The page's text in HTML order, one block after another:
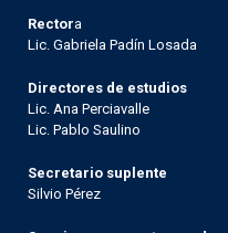
Rectora
Lic. Gabriela Padín Losada
Directores de estudios
Lic. Ana Perciavalle
Lic. Pablo Saulino
Secretario suplente
Silvio Pérez